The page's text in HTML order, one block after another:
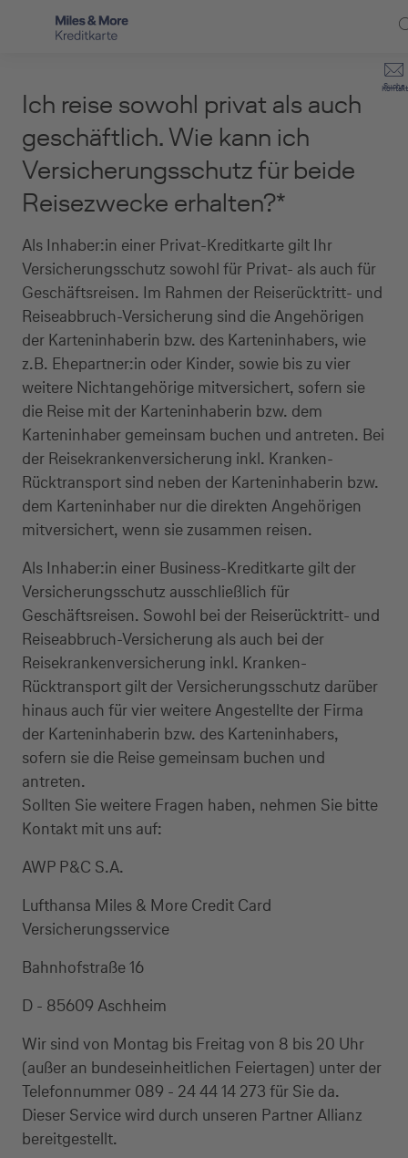
Direkt zur Suche (Enter drücken)
Direkt zum Hauptinhalt (Enter drücken)
Kontakt
Suche
Selbstständige
Unternehmen
Service
Miles & More Programm
Schritt für Schritt zur neuen Karte
Kreditkarte empfehlen
Kreditkarten-Banking
Kreditkarte beantragen
Ich reise sowohl privat als auch
geschäftlich. Wie kann ich
Versicherungsschutz für beide
Reisezwecke erhalten?*
Als Inhaber:in einer Privat-Kreditkarte gilt Ihr
Versicherungsschutz sowohl für Privat- als auch für
Geschäftsreisen. Im Rahmen der Reiserücktritt- und
Reiseabbruch-Versicherung sind die Angehörigen
der Karteninhaberin bzw. des Karteninhabers, wie
z.B. Ehepartner:in oder Kinder, sowie bis zu vier
weitere Nichtangehörige mitversichert, sofern sie
die Reise mit der Karteninhaberin bzw. dem
Karteninhaber gemeinsam buchen und antreten. Bei
der Reisekrankenversicherung inkl. Kranken-
Rücktransport sind neben der Karteninhaberin bzw.
dem Karteninhaber nur die direkten Angehörigen
mitversichert, wenn sie zusammen reisen.
Als Inhaber:in einer Business-Kreditkarte gilt der
Versicherungsschutz ausschließlich für
Geschäftsreisen. Sowohl bei der Reiserücktritt- und
Reiseabbruch-Versicherung als auch bei der
Reisekrankenversicherung inkl. Kranken-
Rücktransport gilt der Versicherungsschutz darüber
hinaus auch für vier weitere Angestellte der Firma
der Karteninhaberin bzw. des Karteninhabers,
sofern sie die Reise gemeinsam buchen und
antreten.
Sollten Sie weitere Fragen haben, nehmen Sie bitte
Kontakt mit uns auf:
AWP P&C S.A.
Lufthansa Miles & More Credit Card
Versicherungsservice
Bahnhofstraße 16
D - 85609 Aschheim
Wir sind von Montag bis Freitag von 8 bis 20 Uhr
(außer an bundeseinheitlichen Feiertagen) unter der
Telefonnummer 089 - 24 44 14 273 für Sie da.
Dieser Service wird durch unseren Partner Allianz
bereitgestellt.
Kreditkarte beantragen
Suchen Sie eine Kreditkarte für die private oder
geschäftliche Nutzung? Oder möchten Sie